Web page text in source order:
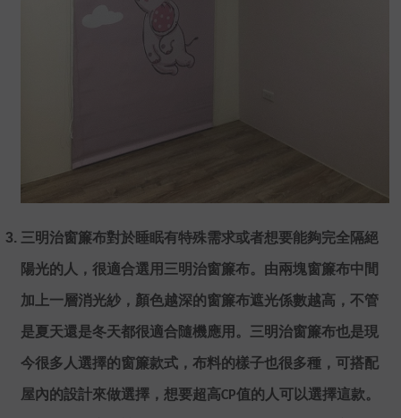
三明治窗簾布對於睡眠有特殊需求或者想要能夠完全隔絕
陽光的人，很適合選用三明治窗簾布。由兩塊窗簾布中間
加上一層消光紗，顏色越深的窗簾布遮光係數越高，不管
是夏天還是冬天都很適合隨機應用。三明治窗簾布也是現
今很多人選擇的窗簾款式，布料的樣子也很多種，可搭配
屋內的設計來做選擇，想要超高CP值的人可以選擇這款。